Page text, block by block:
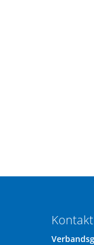
Kontakt